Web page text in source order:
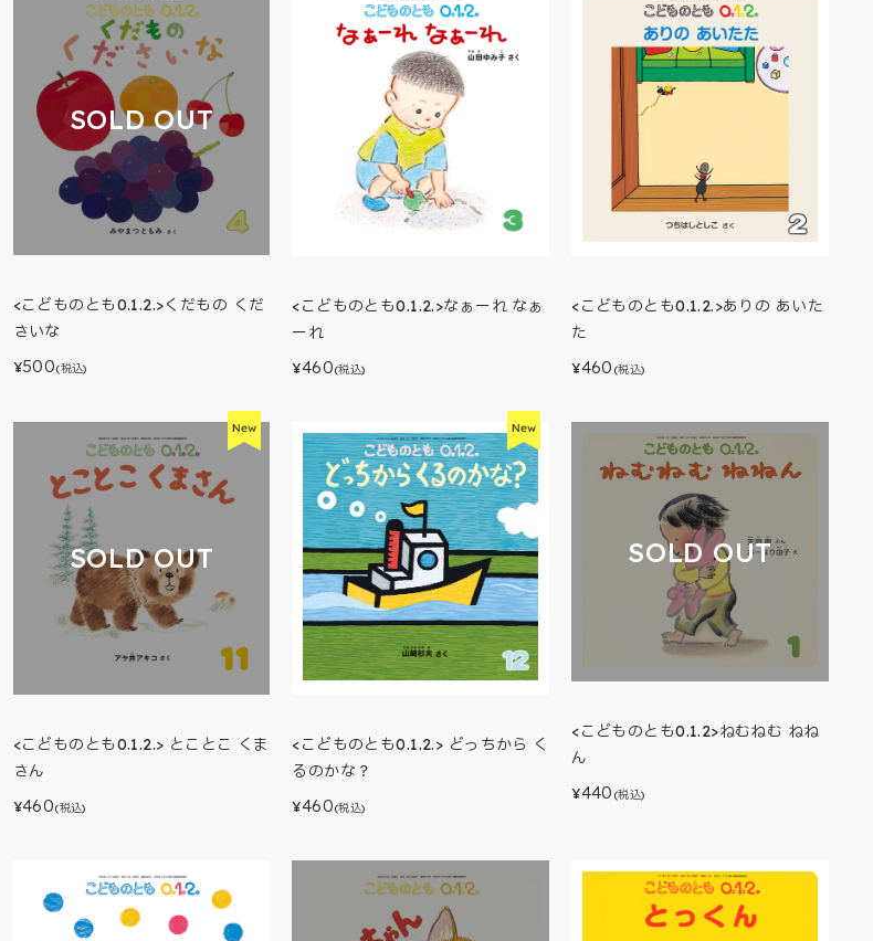
SOLD OUT
<こどものとも0.1.2.>くだもの くだ
さいな
¥500(税込)
<こどものとも0.1.2.>なぁーれ なぁ
ーれ
¥460(税込)
<こどものとも0.1.2.>ありの あいた
た
¥460 (税込)
SOLD OUT
<こどものとも0.1.2.> とことこ くま
さん
¥460(税込)
<こどものとも0.1.2.> どっちから く
るのかな？
¥460(税込)
SOLD OUT
<こどものとも0.1.2>ねむねむ ねね
ん
¥440 (税込)